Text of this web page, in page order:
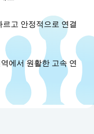
고 안정적으로 연결
에서 원활한 고속 연